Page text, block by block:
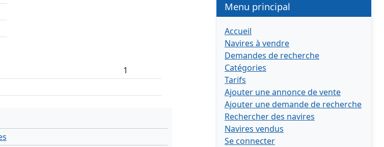
1
Menu principal
Accueil
Navires à vendre
Demandes de recherche
Catégories
Tarifs
Ajouter une annonce de vente
Ajouter une demande de recherche
Rechercher des navires
Navires vendus
Se connecter